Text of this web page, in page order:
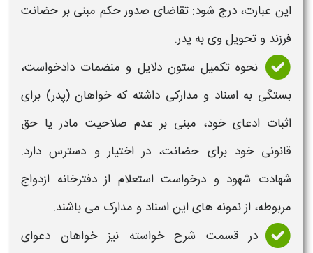
این عبارت، درج شود: تقاضای صدور حکم مبنی بر حضانت
فرزند و تحویل وی به پدر.
نحوه تکمیل ستون دلایل و منضمات دادخواست،
بستگی به اسناد و مدارکی داشته که خواهان (پدر) برای
اثبات ادعای خود، مبنی بر عدم صلاحیت مادر یا حق
قانونی خود برای حضانت، در اختیار و دسترس دارد.
شهادت شهود و درخواست استعلام از دفترخانه ازدواج
مربوطه، ازنمونه های این اسناد و مدارک می باشند.
در قسمت شرح خواسته نیز خواهان دعوای